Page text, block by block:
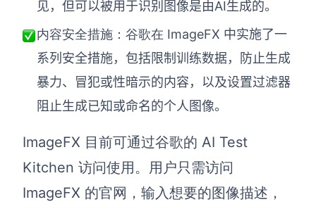
见，但可以被用于识别图像是由AI生成的。
内容安全措施：谷歌在 ImageFX 中实施了一
系列安全措施，包括限制训练数据，防止生成
暴力、冒犯或性暗示的内容，以及设置过滤器
阻止生成已知或命名的个人图像。
ImageFX 目前可通过谷歌的 AI Test
Kitchen 访问使用。用户只需访问
ImageFX 的官网，输入想要的图像描述，